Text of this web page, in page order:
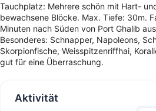
Tauchplatz: Mehrere schön mit Hart-
bewachsene Blöcke. Max. Tiefe: 30m.
Minuten nach Süden von Port Ghalib
Besonderes: Schnapper, Napoleons,
Skorpionfische, Weisspitzenriffhai,
gut für eine Überraschung.
Aktivität